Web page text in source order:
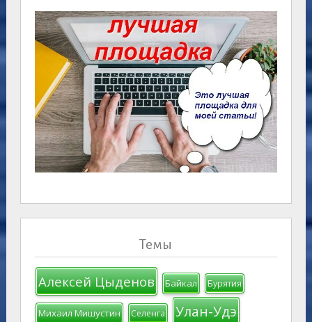
Темы
Алексей Цыденов Байкал Бурятия
Михаил Мишустин Селенга Улан-Удэ